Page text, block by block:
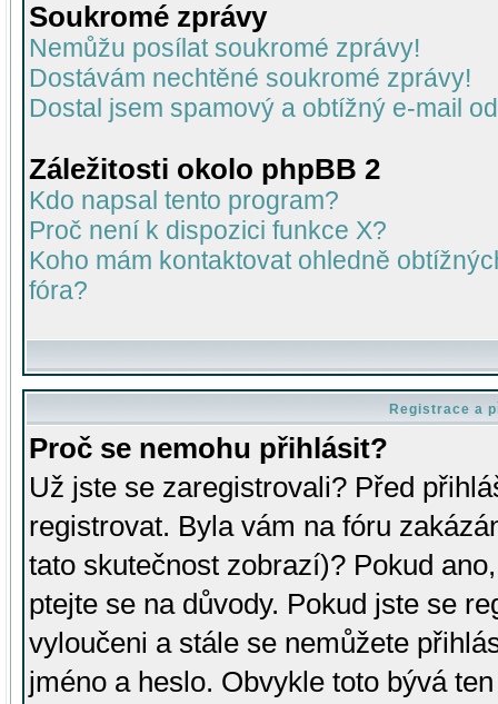
Soukromé zprávy
Nemůžu posílat soukromé zprávy!
Dostávám nechtěné soukromé zprávy!
Dostal jsem spamový a obtížný e-mail
Záležitosti okolo phpBB 2
Kdo napsal tento program?
Proč není k dispozici funkce X?
Koho mám kontaktovat ohledně
fóra?
Registrace a
Proč se nemohu přihlásit?
Už jste se zaregistrovali? Před
registrovat. Byla vám na fóru
tato skutečnost zobrazí)? Pokud
ptejte se na důvody. Pokud jste se
vyloučeni a stále se nemůžete
jméno a heslo. Obvykle toto bývá